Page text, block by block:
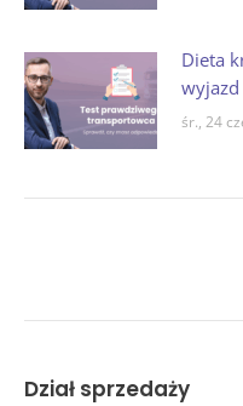
Dieta
wyjazd
śr., 24
Dział sprzedaży